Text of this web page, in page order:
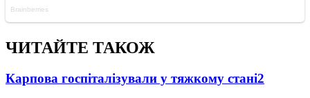
ЧИТАЙТЕ ТАКОЖ
Карпова госпіталізували у тяжкому стані2